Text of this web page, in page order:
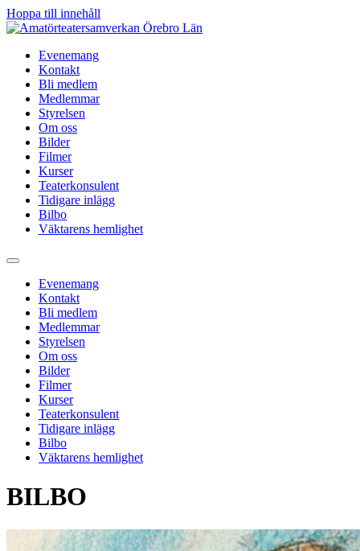
Hoppa till innehåll
Evenemang
Kontakt
Bli medlem
Medlemmar
Styrelsen
Om oss
Bilder
Filmer
Kurser
Teaterkonsulent
Tidigare inlägg
Bilbo
Väktarens hemlighet
Evenemang
Kontakt
Bli medlem
Medlemmar
Styrelsen
Om oss
Bilder
Filmer
Kurser
Teaterkonsulent
Tidigare inlägg
Bilbo
Väktarens hemlighet
BILBO